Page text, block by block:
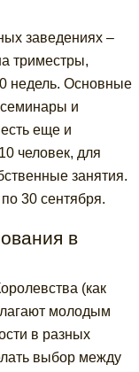
заведениях –
триместры,
недель. Основные
и
еще и
человек, для
занятия.
30 сентября.
в
(как
молодым
в разных
выбор между